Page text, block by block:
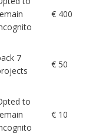
€ 400
7
€ 50
to
€ 10